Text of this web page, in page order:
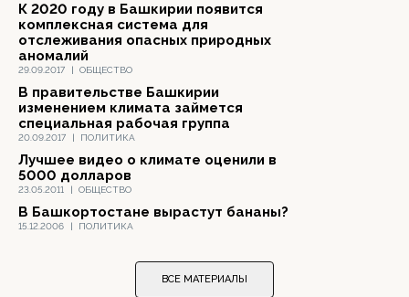
29.09.2017 | ОБЩЕСТВО
К 2020 году в Башкирии появится
комплексная система для
отслеживания опасных природных
аномалий
20.09.2017 | ПОЛИТИКА
В правительстве Башкирии
изменением климата займется
специальная рабочая группа
23.05.2011 | ОБЩЕСТВО
Лучшее видео о климате оценили в
5000 долларов
15.12.2006 | ПОЛИТИКА
В Башкортостане вырастут бананы?
ВСЕ МАТЕРИАЛЫ